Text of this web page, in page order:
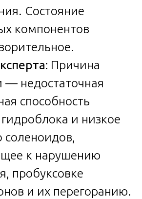
Состояние
компонентов
Причина
— недостаточная
способность
и низкое
соленоидов,
к нарушению
пробуксовке
и их перегоранию.